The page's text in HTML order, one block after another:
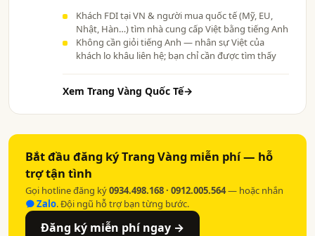
Khách FDI tại VN & người mua quốc tế (Mỹ, EU,
Nhật, Hàn…) tìm nhà cung cấp Việt bằng tiếng Anh
Không cần giỏi tiếng Anh — nhân sự Việt của
khách lo khâu liên hệ; bạn chỉ cần được tìm thấy
Xem Trang Vàng Quốc Tế→
Bắt đầu đăng ký Trang Vàng miễn phí — hỗ
trợ tận tình
Gọi hotline đăng ký0934.498.168 · 0912.005.564— hoặc nhắn
Zalo. Đội ngũ hỗ trợ bạn từng bước.
Đăng ký miễn phí ngay →